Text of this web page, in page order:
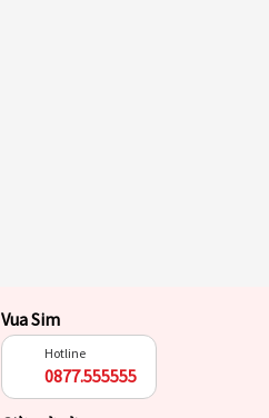
Vua Sim
Hotline
0877.555555